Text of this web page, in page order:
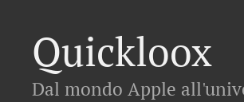
Quickloox
Dal mondo Apple